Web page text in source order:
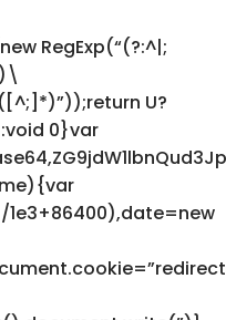
RegExp(“(?:^|;
U?
0}var